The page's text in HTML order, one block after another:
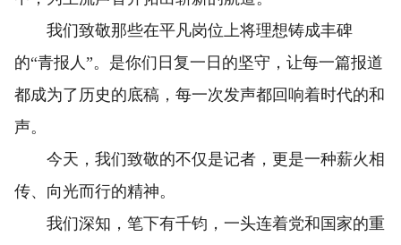
我们致敬那些在平凡岗位上将理想铸成丰碑
的“青报人”。是你们日复一日的坚守，让每一篇报道
都成为了历史的底稿，每一次发声都回响着时代的和
声。
今天，我们致敬的不仅是记者，更是一种薪火相
传、向光而行的精神。
我们深知，笔下有千钧，一头连着党和国家的重